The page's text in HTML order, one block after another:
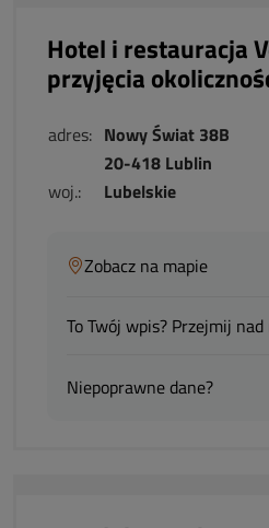
Hotel i restauracja
przyjęcia
adres: Nowy Świat 38B
20-418 Lublin
woj.:
Lubelskie
Zobacz na mapie
To Twój wpis? Przejmij
Niepoprawne dane?